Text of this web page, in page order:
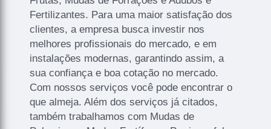
Fertilizantes. Para uma maior satisfação dos
clientes, a empresa busca investir nos
melhores profissionais do mercado, e em
instalações modernas, garantindo assim, a
sua confiança e boa cotação no mercado.
Com nossos serviços você pode encontrar o
que almeja. Além dos serviços já citados,
também trabalhamos com Mudas de